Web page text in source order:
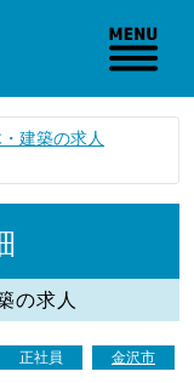
建築の求人
の求人
正社員 金沢市